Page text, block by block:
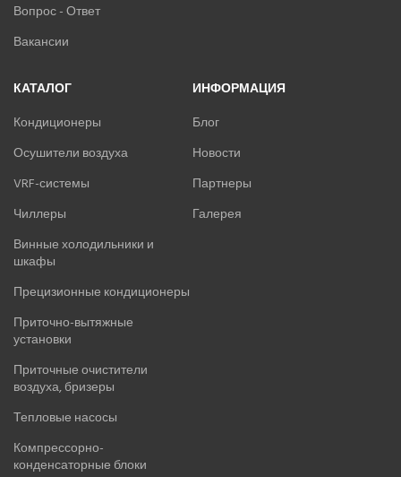
Вопрос - Ответ
Вакансии
КАТАЛОГ
Кондиционеры
Осушители воздуха
VRF-системы
Чиллеры
Винные холодильники и
шкафы
Прецизионные кондиционеры
Приточно-вытяжные
установки
Приточные очистители
воздуха, бризеры
Тепловые насосы
Компрессорно-
конденсаторные блоки
ИНФОРМАЦИЯ
Блог
Новости
Партнеры
Галерея